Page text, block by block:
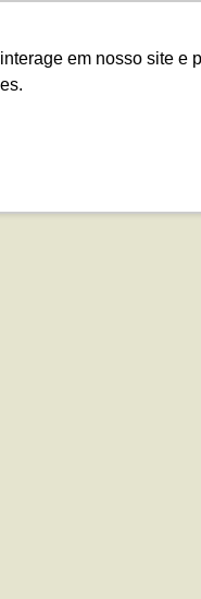
em nosso site e